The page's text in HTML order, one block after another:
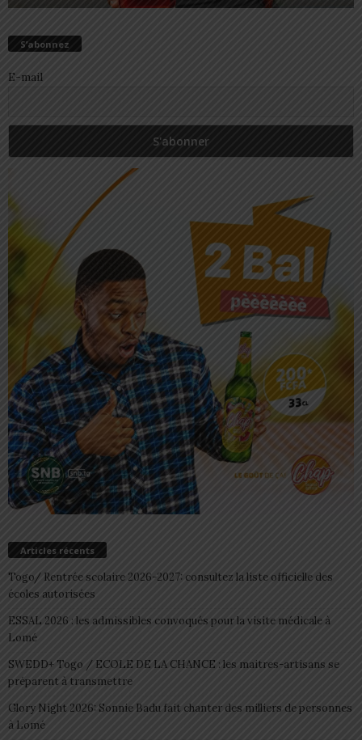
S’abonnez
E-mail
Articles récents
Togo/ Rentrée scolaire 2026-2027: consultez la liste officielle des
écoles autorisées
ESSAL 2026 : les admissibles convoqués pour la visite médicale à
Lomé
SWEDD+ Togo / ECOLE DE LA CHANCE : les maitres-artisans se
préparent à transmettre
Glory Night 2026: Sonnie Badu fait chanter des milliers de personnes
à Lomé